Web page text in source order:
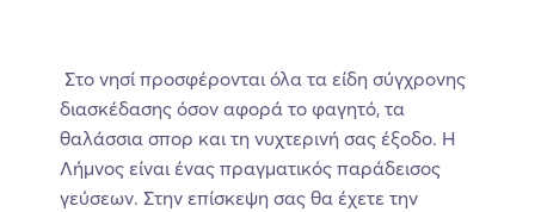
Στο νησί προσφέρονται όλα τα είδη σύγχρονης
διασκέδασης όσον αφορά το φαγητό, τα
θαλάσσια σπορ και τη νυχτερινή σας έξοδο. Η
Λήμνος είναι ένας πραγματικός παράδεισος
γεύσεων. Στην επίσκεψη σας θα έχετε την